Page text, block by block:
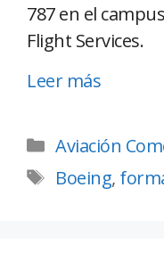
787 en el
Flight Services.
Leer más
Aviación
Boeing,